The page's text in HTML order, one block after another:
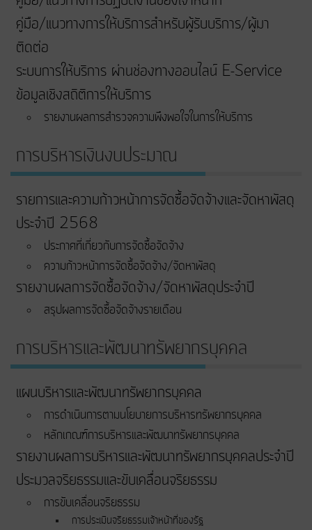
คู่มือ/แนวทางการให้บริการสำหรับผู้รับบริการ/ผู้มา
ติดต่อ
ระบบการให้บริการ ผ่านช่องทางออนไลน์ E-Service
ข้อมูลเชิงสถิติการให้บริการ
รายงานผลการสำรวจความพึงพอใจในการให้บริการ
การบริหารเงินงบประมาณ
รายการและความก้าวหน้าการจัดซื้อจัดจ้างและจัดหาพัสดุ
ประจำปี 2568
ประกาศที่เกี่ยวกับการจัดซื้อจัดจ้าง
ความก้าวหน้าการจัดซื้อจัดจ้าง/จัดหาพัสดุ
รายงานผลการจัดซื้อจัดจ้าง/จัดหาพัสดุประจำปี
สรุปผลการจัดซื้อจัดจ้างรายเดือน
การบริหารและพัฒนาทรัพยากรบุคคล
แผนบริหารและพัฒนาทรัพยากรบุคคล
การดำเนินการตามนโยบายการบริหารทรัพยากรบุคคล
หลักเกณฑ์การบริหารและพัฒนาทรัพยากรบุคคล
รายงานผลการบริหารและพัฒนาทรัพยากรบุคคลประจำปี
ประมวลจริยธรรมและขับเคลื่อนจริยธรรม
การขับเคลื่อนจริยธรรม
การประเมินจริยธรรมเจ้าหน้าที่ของรัฐ